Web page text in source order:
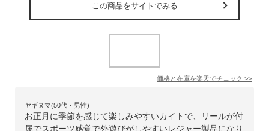
この商品をサイトでみる
価格と在庫を楽天でチェック >>
ヤギヌマ(50代・男性)
お正月に季節を感じて楽しみやすいカイトで、リールが付
属でスポーツ感覚で外遊びがしやすいレジャー製品になり